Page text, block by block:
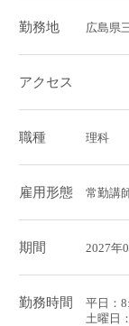
勤務地 広島県
アクセス
職種 理科
雇用形態 常勤講
期間 2027年
勤務時間
平日：
土曜日